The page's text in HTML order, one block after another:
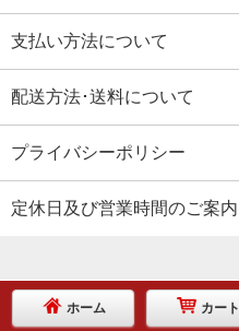
支払い方法について
配送方法･送料について
プライバシーポリシー
定休日及び営業時間のご案内
ホーム カート